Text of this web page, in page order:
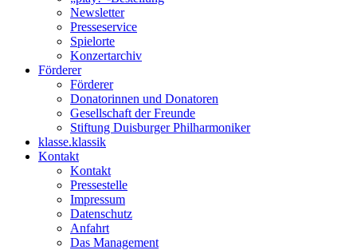
Newsletter
Presseservice
Spielorte
Konzertarchiv
Förderer
Förderer
Donatorinnen und Donatoren
Gesellschaft der Freunde
Stiftung Duisburger Philharmoniker
klasse.klassik
Kontakt
Kontakt
Pressestelle
Impressum
Datenschutz
Anfahrt
Das Management